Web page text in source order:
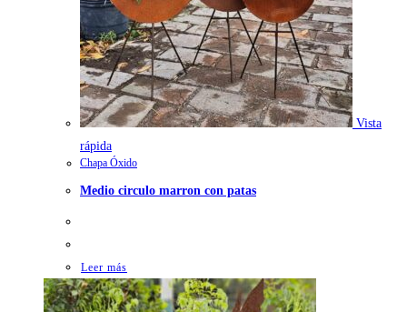
Vista
rápida
Chapa Óxido
Medio circulo marron con patas
Leer más